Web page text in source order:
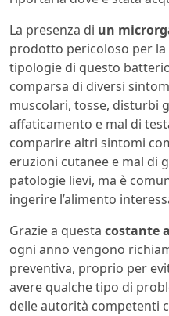
La presenza di un
prodotto pericoloso per
tipologie di questo
comparsa di diversi
muscolari, tosse, disturbi
affaticamento e mal di
comparire altri sintomi
eruzioni cutanee e mal di
patologie lievi, ma è
ingerire l’alimento
Grazie a questa costante
ogni anno vengono
preventiva, proprio per
avere qualche tipo di
delle autorità competenti